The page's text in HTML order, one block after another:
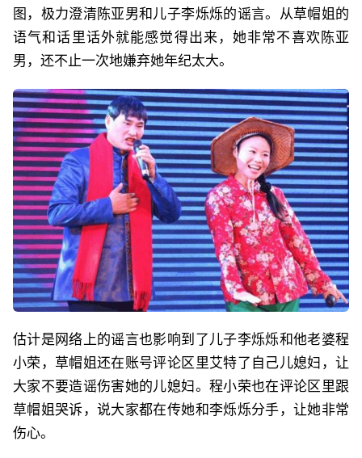
图，极力澄清陈亚男和儿子李烁烁的谣言。从草帽姐的
语气和话里话外就能感觉得出来，她非常不喜欢陈亚
男，还不止一次地嫌弃她年纪太大。
估计是网络上的谣言也影响到了儿子李烁烁和他老婆程
小荣，草帽姐还在账号评论区里艾特了自己儿媳妇，让
大家不要造谣伤害她的儿媳妇。程小荣也在评论区里跟
草帽姐哭诉，说大家都在传她和李烁烁分手，让她非常
伤心。